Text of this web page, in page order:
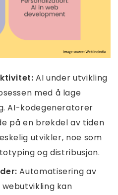
AI under utvikling
med å lage
AI-kodegeneratorer
på en brøkdel av tiden
utvikler, noe som
og distribusjon.
Automatisering av
kan